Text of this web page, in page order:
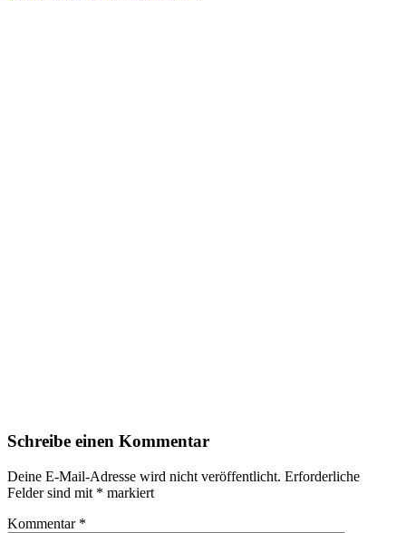
Schreibe einen Kommentar
Deine E-Mail-Adresse wird nicht veröffentlicht. Erforderliche
Felder sind mit * markiert
Kommentar *